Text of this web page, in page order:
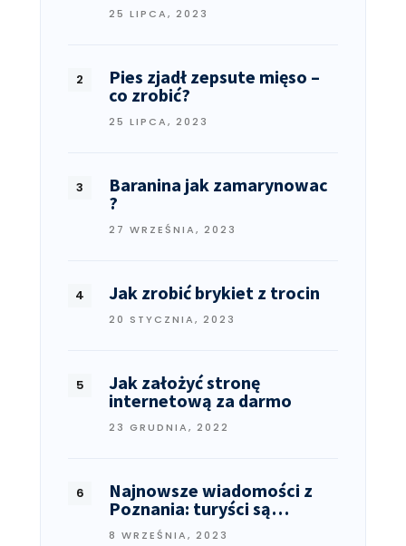
25 LIPCA, 2023
Pies zjadł zepsute mięso –
co zrobić?
25 LIPCA, 2023
Baranina jak zamarynowac
?
27 WRZEŚNIA, 2023
Jak zrobić brykiet z trocin
20 STYCZNIA, 2023
Jak założyć stronę
internetową za darmo
23 GRUDNIA, 2022
Najnowsze wiadomości z
Poznania: turyści są…
8 WRZEŚNIA, 2023